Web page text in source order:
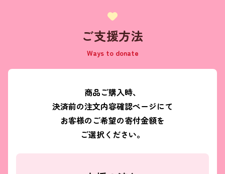
ご支援方法
Ways to donate
商品ご購入時、
決済前の注文内容確認ページにて
お客様のご希望の寄付金額を
ご選択ください。